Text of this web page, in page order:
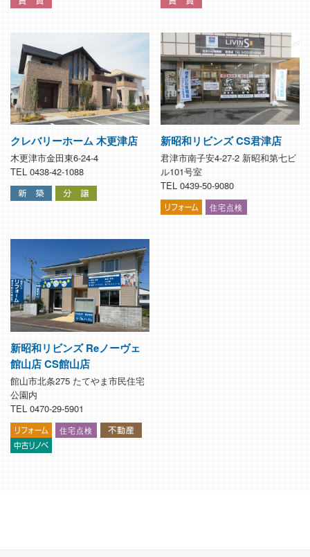
クレバリーホーム 木更津店
木更津市金田東6-24-4
TEL 0438-42-1088
新昭和リビンズ CS君津店
君津市南子安4-27-2 新昭和第七ビ
ル101号室
TEL 0439-50-9080
新昭和リビンズ Reノーヴェ
館山店 CS館山店
館山市北条275 たてやま市民住宅
公園内
TEL 0470-29-5901